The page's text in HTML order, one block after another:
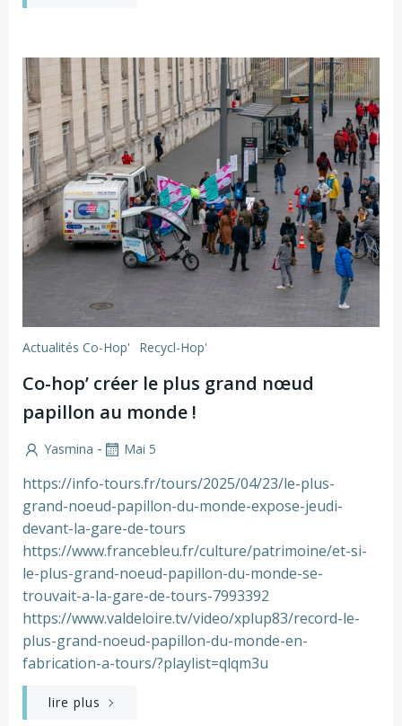
Actualités Co-Hop' Recycl-Hop'
Co-hop’ créer le plus grand nœud
papillon au monde !
Yasmina - Mai 5
https://info-tours.fr/tours/2025/04/23/le-plus-
grand-noeud-papillon-du-monde-expose-jeudi-
devant-la-gare-de-tours
https://www.francebleu.fr/culture/patrimoine/et-si-
le-plus-grand-noeud-papillon-du-monde-se-
trouvait-a-la-gare-de-tours-7993392
https://www.valdeloire.tv/video/xplup83/record-le-
plus-grand-noeud-papillon-du-monde-en-
fabrication-a-tours/?playlist=qlqm3u
lire plus